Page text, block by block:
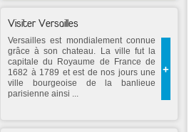
Visiter Versailles
+
Versailles est mondialement connue
grâce à son chateau. La ville fut la
capitale du Royaume de France de
1682 à 1789 et est de nos jours une
ville bourgeoise de la banlieue
parisienne ainsi ...